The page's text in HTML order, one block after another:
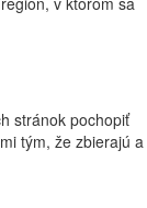
stránok pochopiť
tým, že zbierajú a